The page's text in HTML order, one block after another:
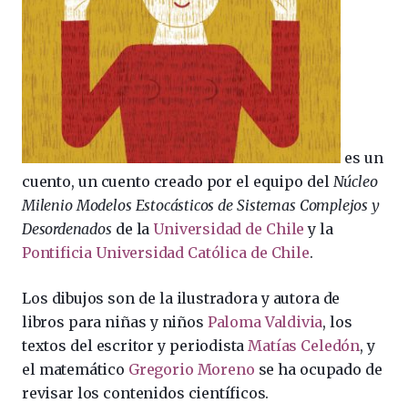
es un
cuento, un cuento creado por el equipo del Núcleo
Milenio Modelos Estocásticos de Sistemas Complejos y
Desordenados de la Universidad de Chile y la
Pontificia Universidad Católica de Chile.
Los dibujos son de la ilustradora y autora de
libros para niñas y niños Paloma Valdivia, los
textos del escritor y periodista Matías Celedón, y
el matemático Gregorio Moreno se ha ocupado de
revisar los contenidos científicos.